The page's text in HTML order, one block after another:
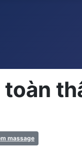
toàn
massage